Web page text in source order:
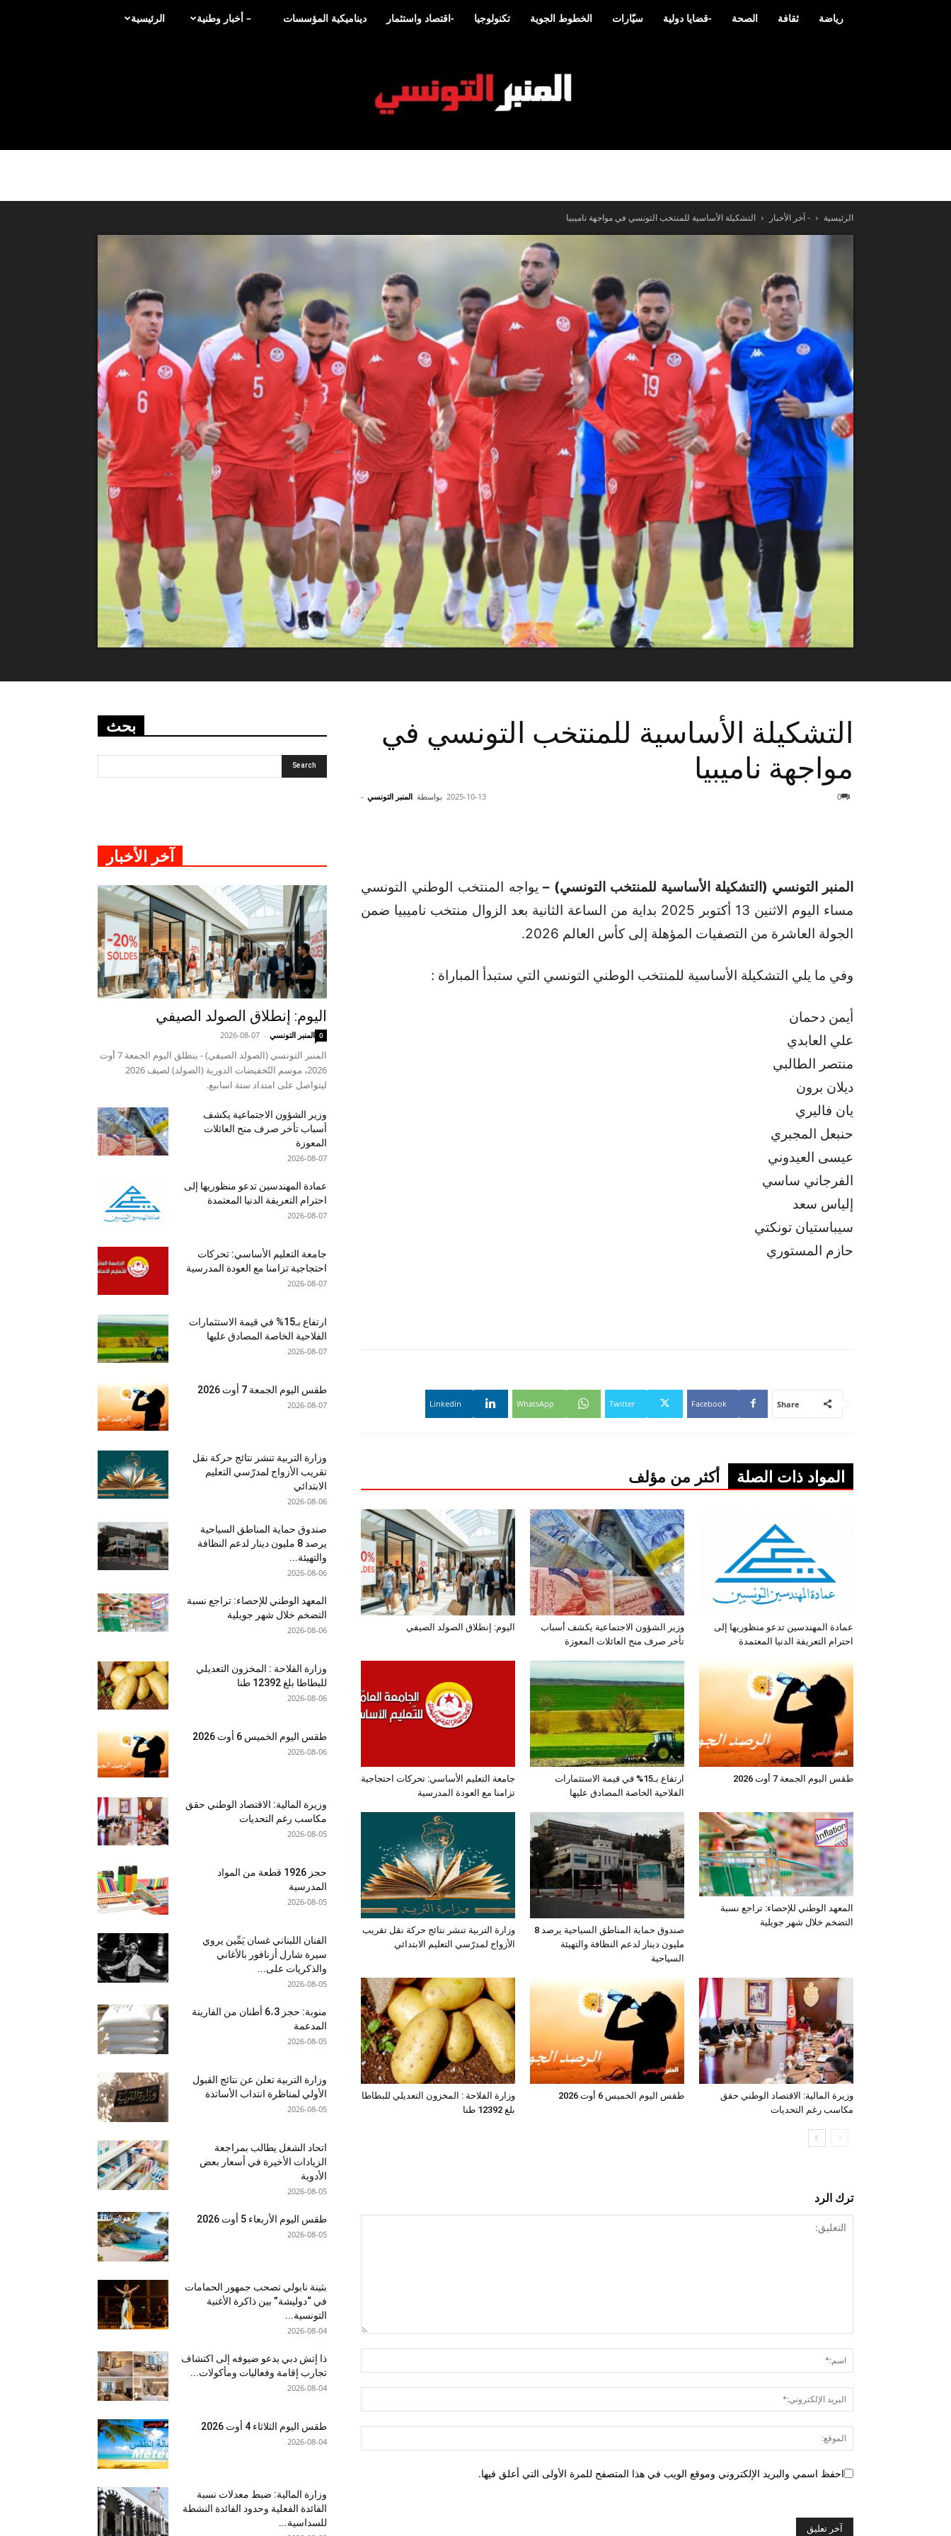
الرئيسية – أخبار وطنية ديناميكية المؤسسات -اقتصاد واستثمار تكنولوجيا الخطوط الجوية سيّارات -قضايا دولية الصحة ثقافة رياضة
التونسي
الرئيسية - آخر الأخبار التشكيلة الأساسية للمنتخب التونسي في مواجهة ناميبيا
التشكيلة الأساسية للمنتخب التونسي في
مواجهة ناميبيا
بواسطة المنبر التونسي - 2025-10-13 0
المنبر التونسي (التشكيلة الأساسية للمنتخب التونسي) – يواجه المنتخب الوطني التونسي
مساء اليوم الاثنين 13 أكتوبر 2025 بداية من الساعة الثانية بعد الزوال منتخب ناميبيا ضمن
الجولة العاشرة من التصفيات المؤهلة إلى كأس العالم 2026.
وفي ما يلي التشكيلة الأساسية للمنتخب الوطني التونسي التي ستبدأ المباراة :
أيمن دحمان
علي العابدي
منتصر الطالبي
ديلان برون
يان فاليري
حنبعل المجبري
عيسى العيدوني
الفرجاني ساسي
إلياس سعد
سيباستيان تونكتي
حازم المستوري
Share
Facebook
Twitter
WhatsApp
Linkedin
المواد ذات الصلة أكثر من مؤلف
اليوم: إنطلاق الصولد الصيفي
وزير الشؤون الاجتماعية يكشف أسباب
تأخر صرف منح العائلات المعوزة
عمادة المهندسين تدعو منظوريها إلى
احترام التعريفة الدنيا المعتمدة
جامعة التعليم الأساسي: تحركات احتجاجية
تزامنا مع العودة المدرسية
ارتفاع بـ15% في قيمة الاستثمارات
الفلاحية الخاصة المصادق عليها
طقس اليوم الجمعة 7 أوت 2026
وزارة التربية تنشر نتائج حركة نقل تقريب
الأزواج لمدرّسي التعليم الابتدائي
صندوق حماية المناطق السياحية يرصد 8
مليون دينار لدعم النظافة والتهيئة
السياحية
المعهد الوطني للإحصاء: تراجع نسبة
التضخم خلال شهر جويلية
وزارة الفلاحة : المخزون التعديلي للبطاطا
بلغ 12392 طنا
طقس اليوم الخميس 6 أوت 2026
وزيرة المالية: الاقتصاد الوطني حقق
مكاسب رغم التحديات
ترك الرد
احفظ اسمي والبريد الإلكتروني وموقع الويب في هذا المتصفح للمرة الأولى التي أعلق فيها.
بحث
آخر الأخبار
اليوم: إنطلاق الصولد الصيفي
المنبر التونسي -
2026-08-07 0
المنبر التونسي (الصولد الصيفي) - ينطلق اليوم الجمعة 7 أوت
2026، موسم التّخفيضات الدورية (الصولد) لصيف 2026
ليتواصل على امتداد ستة اسابيع.
وزير الشؤون الاجتماعية يكشف
أسباب تأخر صرف منح العائلات
المعوزة
2026-08-07
عمادة المهندسين تدعو منظوريها إلى
احترام التعريفة الدنيا المعتمدة
2026-08-07
جامعة التعليم الأساسي: تحركات
احتجاجية تزامنا مع العودة المدرسية
2026-08-07
ارتفاع بـ15% في قيمة الاستثمارات
الفلاحية الخاصة المصادق عليها
2026-08-07
طقس اليوم الجمعة 7 أوت 2026
2026-08-07
وزارة التربية تنشر نتائج حركة نقل
تقريب الأزواج لمدرّسي التعليم
الابتدائي
2026-08-06
صندوق حماية المناطق السياحية
يرصد 8 مليون دينار لدعم النظافة
والتهيئة...
2026-08-06
المعهد الوطني للإحصاء: تراجع نسبة
التضخم خلال شهر جويلية
2026-08-06
وزارة الفلاحة : المخزون التعديلي
للبطاطا بلغ 12392 طنا
2026-08-06
طقس اليوم الخميس 6 أوت 2026
2026-08-06
وزيرة المالية: الاقتصاد الوطني حقق
مكاسب رغم التحديات
2026-08-05
حجز 1926 قطعة من المواد
المدرسية
2026-08-05
الفنان اللبناني غسان يَمِّين يروي
سيرة شارل أزنافور بالأغاني
والذكريات على...
2026-08-05
منوبة: حجز 6،3 أطنان من الفارينة
المدعمة
2026-08-05
وزارة التربية تعلن عن نتائج القبول
الأولي لمناظرة انتداب الأساتذة
2026-08-05
اتحاد الشغل يطالب بمراجعة
الزيادات الأخيرة في أسعار بعض
الأدوية
2026-08-05
طقس اليوم الأربعاء 5 أوت 2026
2026-08-05
بثينة نابولي تصحب جمهور الحمامات
في “دوليشة” بين ذاكرة الأغنية
التونسية...
2026-08-04
ذا إتش دبي يدعو ضيوفه إلى اكتشاف
تجارب إقامة وفعاليات ومأكولات...
2026-08-04
طقس اليوم الثلاثاء 4 أوت 2026
2026-08-04
وزارة المالية: ضبط معدلات نسبة
الفائدة الفعلية وحدود الفائدة النشطة
للسداسية...